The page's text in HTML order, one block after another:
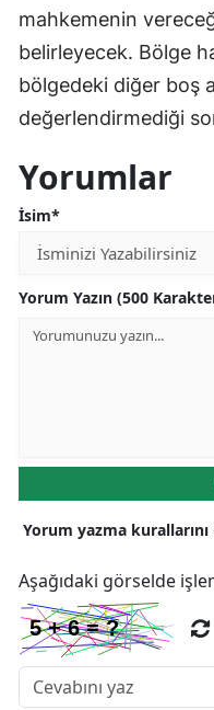
mahkemenin
belirleyecek. Bölge
bölgedeki diğer boş
değerlendirmediği
Yorumlar
İsim*
Yorum Yazın (500
Yorum yazma kurallarını
Aşağıdaki görselde